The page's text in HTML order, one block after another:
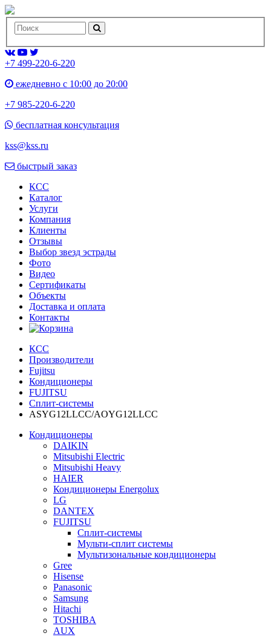
+7 499-220-6-220
ежедневно с 10:00 до 20:00
+7 985-220-6-220
бесплатная консультация
kss@kss.ru
быстрый заказ
КСС
Каталог
Услуги
Компания
Клиенты
Oтзывы
Выбор звезд эстрады
Фото
Видео
Сертификаты
Объекты
Доставка и оплата
Контакты
КСС
Производители
Fujitsu
Кондиционеры
FUJITSU
Сплит-системы
ASYG12LLCC/AOYG12LLCC
Кондиционеры
DAIKIN
Mitsubishi Electric
Mitsubishi Heavy
HAIER
Кондиционеры Energolux
LG
DANTEX
FUJITSU
Сплит-системы
Мульти-сплит системы
Мультизональные кондиционеры
Gree
Hisense
Panasonic
Samsung
Hitachi
TOSHIBA
AUX